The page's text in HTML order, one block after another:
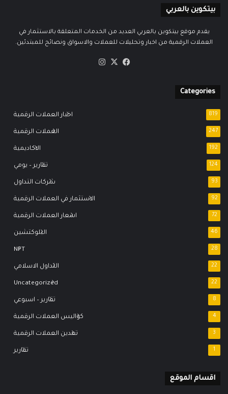
بيتكوين بالعربي
يقدم موقع بيتكوين بالعربي العديد من الخدمات المتعلقة بالاستثمار في
العملات الرقمية من اخبار وتحليلات للعملات والاسواق ونصائح للمبتدئين.
فيسبوك
‫X
Categories
اخبار العملات الرقمية 819
العملات الرقمية 247
الاكاديمية 192
تقارير – يومي 124
شركات التداول 93
الاستثمار في العملات الرقمية 92
اسعار العملات الرقمية 72
البلوكتشين 46
NFT 28
التداول الاسلامي 22
Uncategorized 22
تقارير – اسبوعي 8
كواليس العملات الرقمية 4
تعدين العملات الرقمية 3
تقارير 1
اقسام الموقع